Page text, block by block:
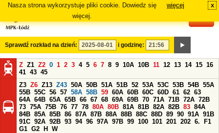
Nasza strona wykorzystuje pliki cookie. Dowiedz się
więcej.
więcej x
Sprawdź rozkład na dzień: i godzinę:
Z Z1 Z2 0 1 2 3 4 5 6 7 8 9 10A 10B 11 12 13 14 15 16
41 43 45
Z3 Z6 Z13 Z43 50A 50B 51A 51B 52 53A 53C 53B 54B 55A
55B 55C 56 57 58A 58B 59 60A 60B 60C 60D 61 62 63
64A 64B 65A 65B 66 67 68 69A 69B 70 71A 71B 72A 72B
73 75A 75B 76 77 78 80A 80B 81A 81B 82A 82B 83 84A
84B 85A 85B 86 87A 87B 88A 88B 88C 88D 89 90 91A 91B
91C 92A 92B 93 94 96 97A 97B 99 100 101 201 202 6.
F1
G1 G2 H
W